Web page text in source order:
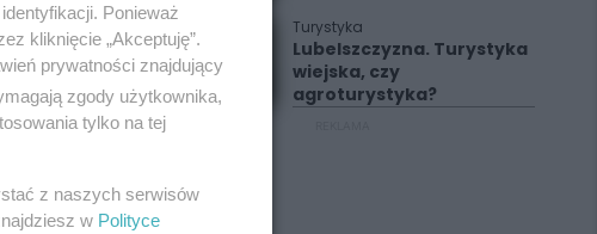
-
Turystyka
Lubelszczyzna. Turystyka
wiejska, czy
agroturystyka?
Ponieważ
kliknięcie „Akceptuję”.
prywatności znajdujący
zgody użytkownika,
tylko na tej
z naszych serwisów
w Polityce